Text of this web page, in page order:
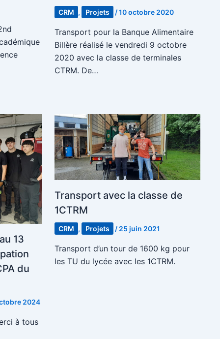
CRM , Projets /10 octobre 2020
Transport pour la Banque Alimentaire
Billère réalisé le vendredi 9 octobre
2020 avec la classe de terminales
CTRM. De…
13
du
2024
à tous
Transport avec la classe de
1CTRM
CRM , Projets / 25 juin 2021
Transport d’un tour de 1600 kg pour
les TU du lycée avec les 1CTRM.